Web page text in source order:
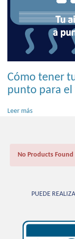
Cómo tener
punto para el
Leer más
No Products Found
PUEDE